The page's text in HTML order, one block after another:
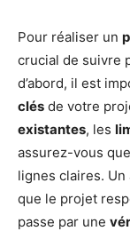
Pour réaliser un
crucial de suivre
d’abord, il est
clés de votre
existantes, les
assurez-vous
lignes claires.
que le projet
passe par une